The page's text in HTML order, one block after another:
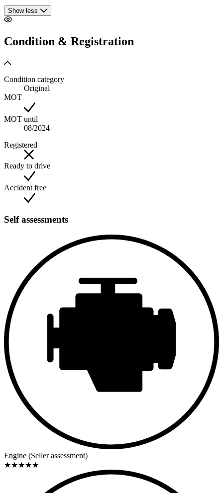
Show less
Condition & Registration
Condition category
Original
MOT
MOT until
08/2024
Registered
Ready to drive
Accident free
Self assessments
Engine (Seller assessment)
★★★★★